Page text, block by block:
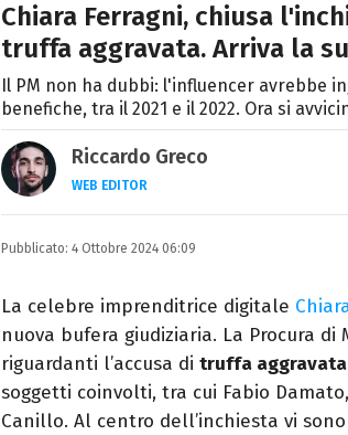
Chiara Ferragni, chiusa
truffa aggravata. Arriva la
Il PM non ha dubbi: l'influencer avrebbe
benefiche, tra il 2021 e il 2022. Ora si
Riccardo Greco
WEB EDITOR
LINKEDIN
Si avvicina all'editoria
specializza poi in
presso La Sapienza,
Pubblicato: 4 Ottobre 2024 06:09
La celebre imprenditrice digitale
nuova bufera giudiziaria. La Procura
riguardanti l’accusa di truffa aggravata
soggetti coinvolti, tra cui Fabio
Canillo. Al centro dell’inchiesta vi